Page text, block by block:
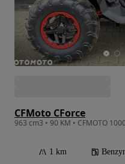
CFMoto CForce
963 cm3 • 90 KM • CFMOTO
1 km